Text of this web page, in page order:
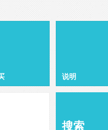
说明
搜索